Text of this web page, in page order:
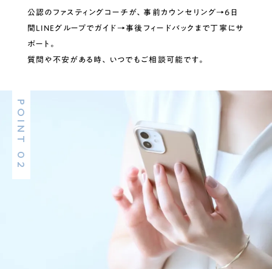
公認のファスティングコーチが、事前カウンセリング→6日
間LINEグループでガイド→事後フィードバックまで丁寧にサ
ポート。
質問や不安がある時、いつでもご相談可能です。
POINT 02